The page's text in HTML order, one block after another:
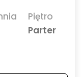
Piętro
Parter